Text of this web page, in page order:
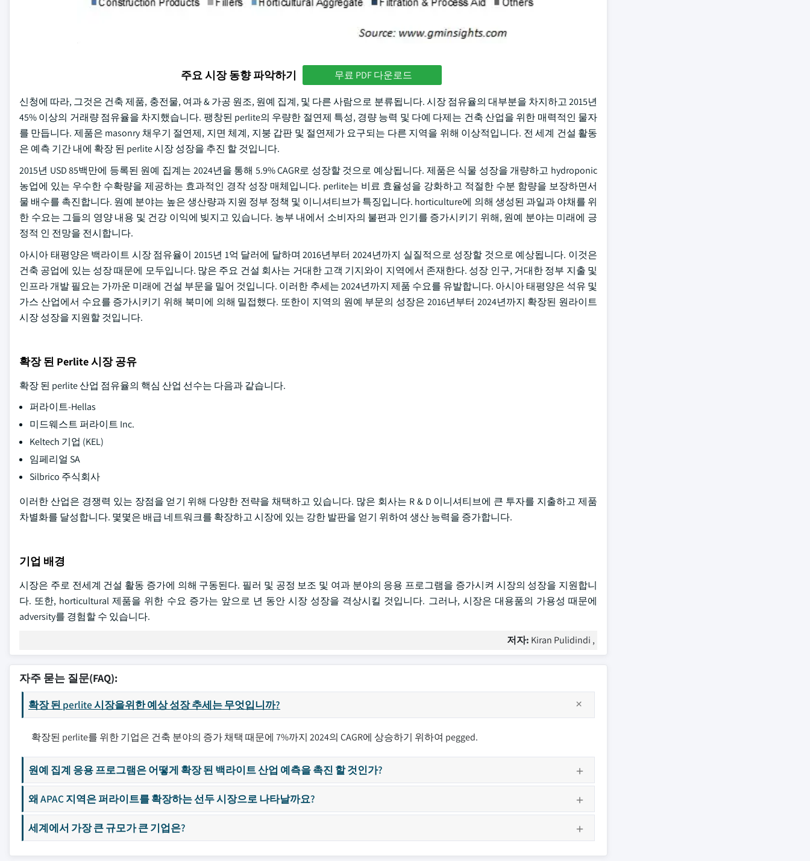
주요 시장 동향 파악하기 무료 PDF 다운로드
신청에 따라, 그것은 건축 제품, 충전물, 여과 & 가공 원조, 원예 집계, 및 다른 사람으로 분류됩니다. 시장 점유율의 대부분을 차지하고 2015년
45% 이상의 거래량 점유율을 차지했습니다. 팽창된 perlite의 우량한 절연제 특성, 경량 능력 및 다예 다제는 건축 산업을 위한 매력적인 물자
를 만듭니다. 제품은 masonry 채우기 절연제, 지면 체계, 지붕 갑판 및 절연제가 요구되는 다른 지역을 위해 이상적입니다. 전 세계 건설 활동
은 예측 기간 내에 확장 된 perlite 시장 성장을 추진 할 것입니다.
2015년 USD 85백만에 등록된 원예 집계는 2024년을 통해 5.9% CAGR로 성장할 것으로 예상됩니다. 제품은 식물 성장을 개량하고 hydroponic
농업에 있는 우수한 수확량을 제공하는 효과적인 경작 성장 매체입니다. perlite는 비료 효율성을 강화하고 적절한 수분 함량을 보장하면서
물 배수를 촉진합니다. 원예 분야는 높은 생산량과 지원 정부 정책 및 이니셔티브가 특징입니다. horticulture에 의해 생성된 과일과 야채를 위
한 수요는 그들의 영양 내용 및 건강 이익에 빚지고 있습니다. 농부 내에서 소비자의 불편과 인기를 증가시키기 위해, 원예 분야는 미래에 긍
정적 인 전망을 전시합니다.
아시아 태평양은 백라이트 시장 점유율이 2015년 1억 달러에 달하며 2016년부터 2024년까지 실질적으로 성장할 것으로 예상됩니다. 이것은
건축 공업에 있는 성장 때문에 모두입니다. 많은 주요 건설 회사는 거대한 고객 기지와이 지역에서 존재한다. 성장 인구, 거대한 정부 지출 및
인프라 개발 필요는 가까운 미래에 건설 부문을 밀어 것입니다. 이러한 추세는 2024년까지 제품 수요를 유발합니다. 아시아 태평양은 석유 및
가스 산업에서 수요를 증가시키기 위해 북미에 의해 밀접했다. 또한이 지역의 원예 부문의 성장은 2016년부터 2024년까지 확장된 원라이트
시장 성장을 지원할 것입니다.
확장 된 Perlite 시장 공유
확장 된 perlite 산업 점유율의 핵심 산업 선수는 다음과 같습니다.
퍼라이트-Hellas
미드웨스트 퍼라이트 Inc.
Keltech 기업 (KEL)
임페리얼 SA
Silbrico 주식회사
이러한 산업은 경쟁력 있는 장점을 얻기 위해 다양한 전략을 채택하고 있습니다. 많은 회사는 R & D 이니셔티브에 큰 투자를 지출하고 제품
차별화를 달성합니다. 몇몇은 배급 네트워크를 확장하고 시장에 있는 강한 발판을 얻기 위하여 생산 능력을 증가합니다.
기업 배경
시장은 주로 전세계 건설 활동 증가에 의해 구동된다. 필러 및 공정 보조 및 여과 분야의 응용 프로그램을 증가시켜 시장의 성장을 지원합니
다. 또한, horticultural 제품을 위한 수요 증가는 앞으로 년 동안 시장 성장을 격상시킬 것입니다. 그러나, 시장은 대용품의 가용성 때문에
adversity를 경험할 수 있습니다.
저자: Kiran Pulidindi ,
자주 묻는 질문(FAQ):
확장 된 perlite 시장을위한 예상 성장 추세는 무엇입니까?
확장된 perlite를 위한 기업은 건축 분야의 증가 채택 때문에 7%까지 2024의 CAGR에 상승하기 위하여 pegged.
원예 집계 응용 프로그램은 어떻게 확장 된 백라이트 산업 예측을 촉진 할 것인가?
왜 APAC 지역은 퍼라이트를 확장하는 선두 시장으로 나타날까요?
세계에서 가장 큰 규모가 큰 기업은?